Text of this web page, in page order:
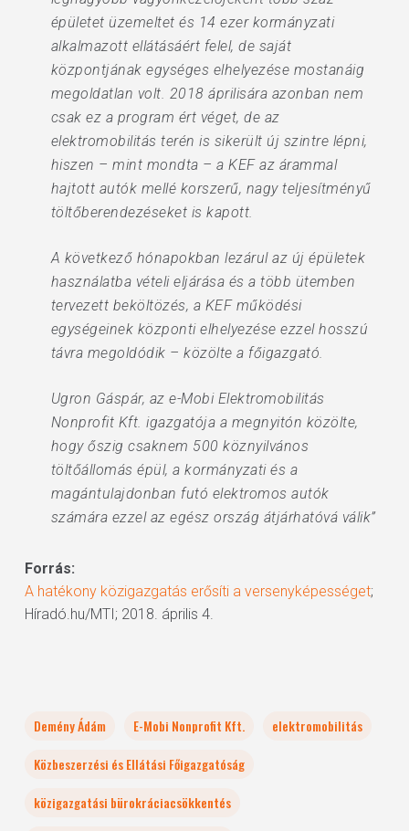
épületet üzemeltet és 14 ezer kormányzati
alkalmazott ellátásáért felel, de saját
központjának egységes elhelyezése mostanáig
megoldatlan volt. 2018 áprilisára azonban nem
csak ez a program ért véget, de az
elektromobilitás terén is sikerült új szintre lépni,
hiszen – mint mondta – a KEF az árammal
hajtott autók mellé korszerű, nagy teljesítményű
töltőberendezéseket is kapott.
A következő hónapokban lezárul az új épületek
használatba vételi eljárása és a több ütemben
tervezett beköltözés, a KEF működési
egységeinek központi elhelyezése ezzel hosszú
távra megoldódik – közölte a főigazgató.
Ugron Gáspár, az e-Mobi Elektromobilitás
Nonprofit Kft. igazgatója a megnyitón közölte,
hogy őszig csaknem 500 köznyilvános
töltőállomás épül, a kormányzati és a
magántulajdonban futó elektromos autók
számára ezzel az egész ország átjárhatóvá válik”
Forrás:
A hatékony közigazgatás erősíti a versenyképességet;
Híradó.hu/MTI; 2018. április 4.
Demény Ádám E-Mobi Nonprofit Kft.
elektromobilitás
Közbeszerzési és Ellátási Főigazgatóság
közigazgatási bürokráciacsökkentés